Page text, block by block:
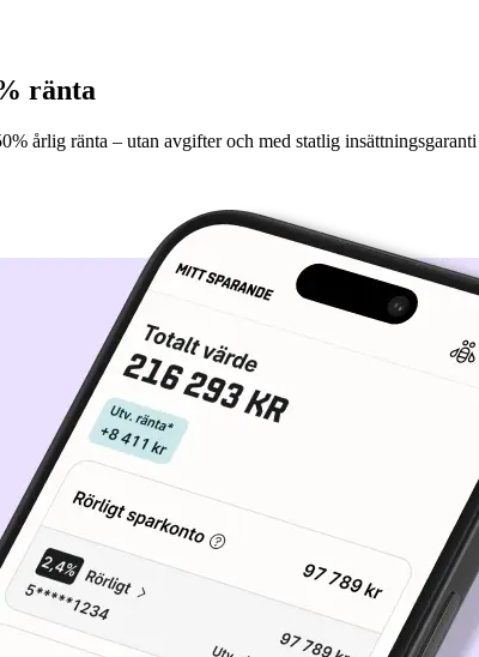
ränta
årlig ränta – utan avgifter och med statlig